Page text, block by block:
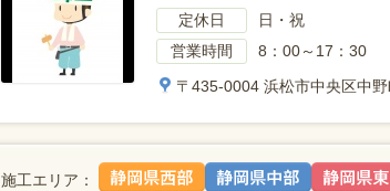
定休日
日・祝
営業時間
8：00～17：30
〒435-0004 浜松市中央区中
施工エリア：